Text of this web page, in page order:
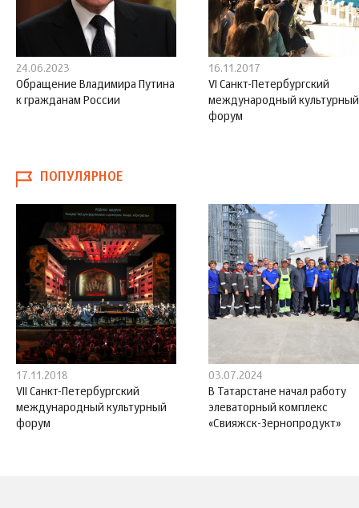
24.06.2023
Обращение Владимира Путина
к гражданам России
16.11.2017
VI Санкт-Петербургский
международный культурный
форум
ПОПУЛЯРНОЕ
17.11.2018
VII Санкт-Петербургский
международный культурный
форум
03.07.2024
В Татарстане начал работу
элеваторный комплекс
«Свияжск-Зернопродукт»